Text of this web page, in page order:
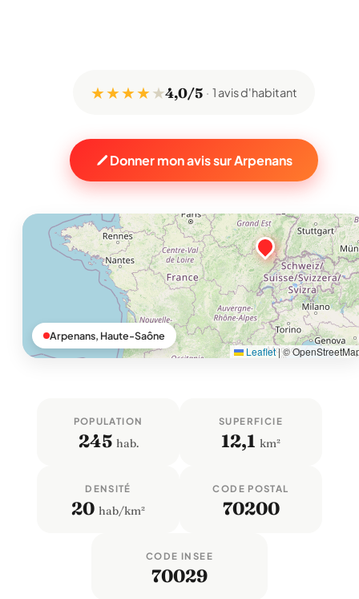
★ ★ ★ ★★4,0/5 1 avis d'habitant
Donner mon avis sur Arpenans
Leaflet|©
Arpenans, Haute-Saône
POPULATION
245 hab.
SUPERFICIE
12,1 km²
DENSITÉ
20 hab/km²
CODE POSTAL
70200
CODE INSEE
70029